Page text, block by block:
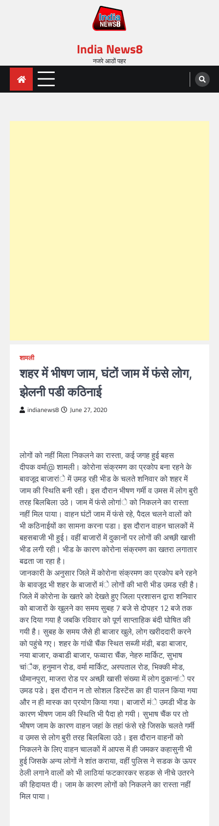
India News8
नजरे आठों पहर
शामली
शहर में भीषण जाम, घंटों जाम में फंसे लोग,
झेलनी पडी कठिनाई
indianews8 June 27, 2020
लोगों को नहीं मिला निकलने का रास्ता, कई जगह हुई बहस
दीपक वर्मा@ शामली। कोरोना संक्रमण का प्रकोप बना रहने के
बावजूद बाजारांे में उमड़ रही भीड के चलते शनिवार को शहर में
जाम की स्थिति बनी रही। इस दौरान भीषण गर्मी व उमस में लोग बुरी
तरह बिलबिला उठे। जाम में फंसे लोगांे को निकलने का रास्ता
नहीं मिल पाया। वाहन घंटों जाम में फंसे रहे, पैदल चलने वालों को
भी कठिनाईयों का सामना करना पडा। इस दौरान वाहन चालकों में
बहसबाजी भी हुई। वहीं बाजारों में दुकानों पर लोगों की अच्छी खासी
भीड लगी रही। भीड के कारण कोरोना संक्रमण का खतरा लगातार
बढता जा रहा है।
जानकारी के अनुसार जिले में कोरोना संक्रमण का प्रकोप बने रहने
के बावजूद भी शहर के बाजारों मंे लोगों की भारी भीड उमड रही है।
जिले में कोरोना के खतरे को देखते हुए जिला प्रशासन द्वारा शनिवार
को बाजारों के खुलने का समय सुबह 7 बजे से दोपहर 12 बजे तक
कर दिया गया है जबकि रविवार को पूर्ण साप्ताहिक बंदी घोषित की
गयी है। सुबह के समय जैसे ही बाजार खुले, लोग खरीददारी करने
को पहुंचे गए। शहर के गांधी चैंक स्थित सब्जी मंडी, बडा बाजार,
नया बाजार, कबाडी बाजार, फव्वारा चैंक, नेहरु मार्किट, सुभाष
चांैक, हनुमान रोड, वर्मा मार्किट, अस्पताल रोड, भिक्की मोड,
धीमानपुरा, माजरा रोड पर अच्छी खासी संख्या में लोग दुकानांे पर
उमड पडे। इस दौरान न तो सोशल डिस्टेंस का ही पालन किया गया
और न ही मास्क का प्रयोग किया गया। बाजारों मंे उमडी भीड के
कारण भीषण जाम की स्थिति भी पैदा हो गयी। सुभाष चैंक पर तो
भीषण जाम के कारण वाहन जहां के तहां फंसे रहे जिसके चलते गर्मी
व उमस से लोग बुरी तरह बिलबिला उठे। इस दौरान वाहनों को
निकलने के लिए वाहन चालकों में आपस में ही जमकर कहासुनी भी
हुई जिसके अन्य लोगों ने शांत कराया, वहीं पुलिस ने सडक के ऊपर
ठेली लगाने वालों को भी लाठियां फटकारकर सडक से नीचे उतरने
की हिदायत दी। जाम के कारण लोगों को निकलने का रास्ता नहीं
मिल पाया।